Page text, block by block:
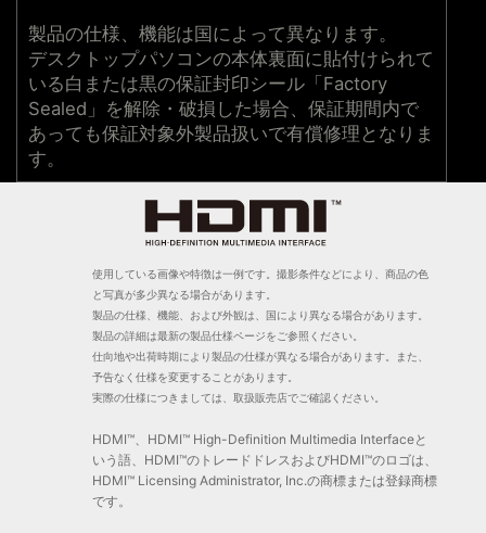
製品の仕様、機能は国によって異なります。
デスクトップパソコンの本体裏面に貼付けられて
いる白または黒の保証封印シール「Factory
Sealed」を解除・破損した場合、保証期間内で
あっても保証対象外製品扱いで有償修理となりま
す。
使用している画像や特徴は一例です。撮影条件などにより、商品の色
と写真が多少異なる場合があります。
製品の仕様、機能、および外観は、国により異なる場合があります。
製品の詳細は最新の製品仕様ページをご参照ください。
仕向地や出荷時期により製品の仕様が異なる場合があります。また、
予告なく仕様を変更することがあります。
実際の仕様につきましては、取扱販売店でご確認ください。
HDMI™、HDMI™ High-Definition Multimedia Interfaceと
いう語、HDMI™のトレードドレスおよびHDMI™のロゴは、
HDMI™ Licensing Administrator, Inc.の商標または登録商標
です。